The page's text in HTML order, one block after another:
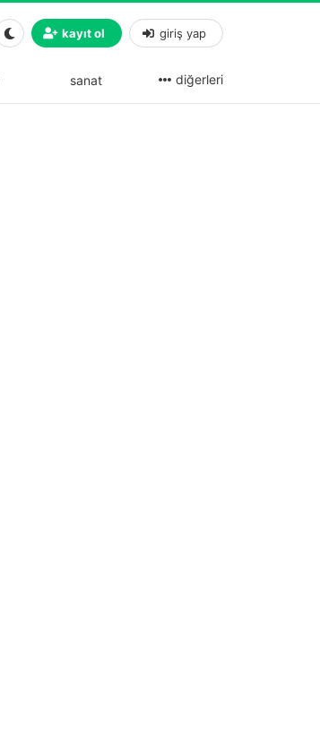
kayıt ol giriş yap
sanat diğerleri